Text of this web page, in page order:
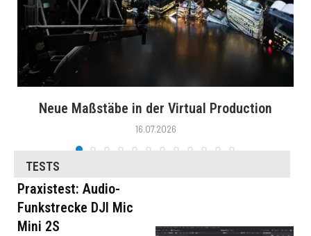
Neue Maßstäbe in der Virtual Production
16.07.2026
TESTS
Praxistest: Audio-
Funkstrecke DJI Mic
Mini 2S